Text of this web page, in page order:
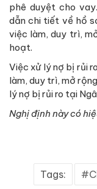
phê duyệt cho
dẫn chi tiết về hồ
việc làm, duy trì,
hoạt.
Việc xử lý nợ bị rủi
làm, duy trì, mở
lý nợ bị rủi ro tại
Nghị định này có
Tags: